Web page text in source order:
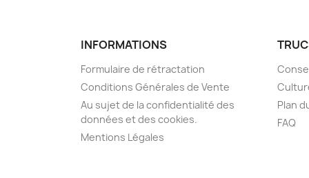
INFORMATIONS
Formulaire de rétractation
Conditions Générales de Vente
Au sujet de la confidentialité des
données et des cookies.
Mentions Légales
Plan
FAQ